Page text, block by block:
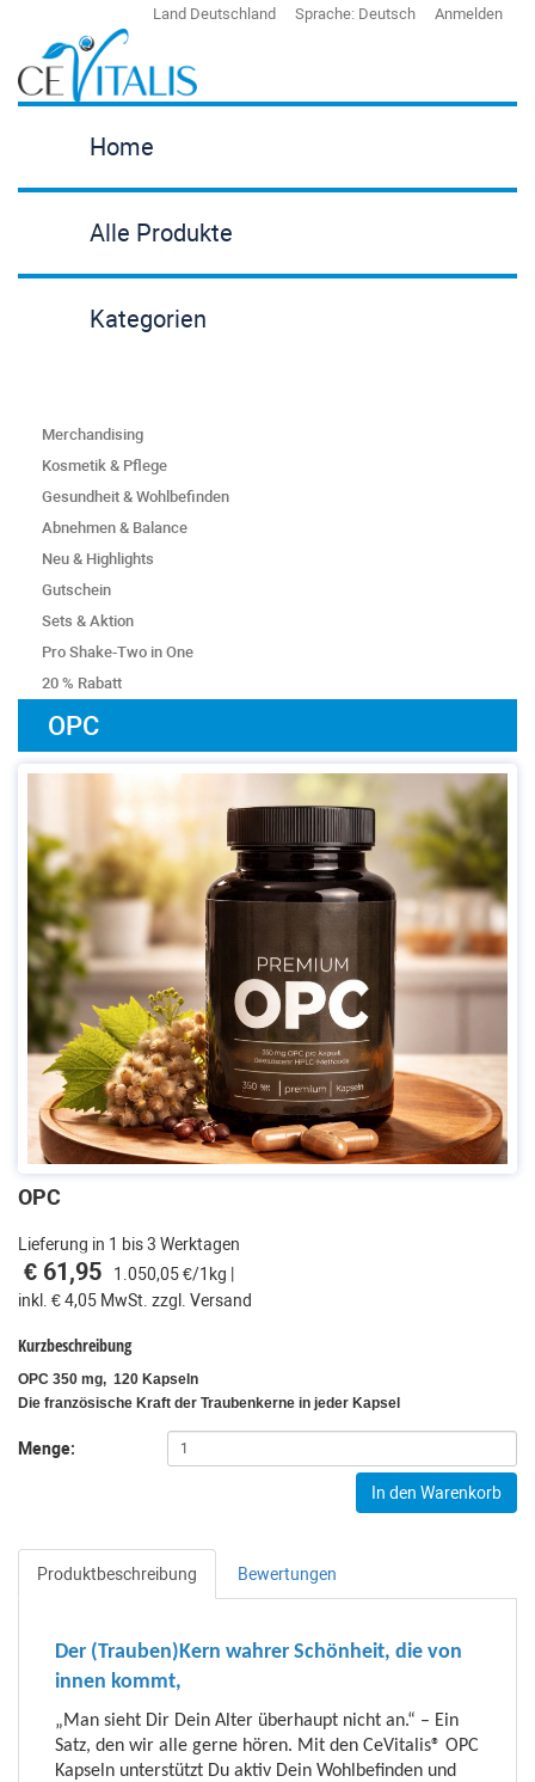
Land Deutschland Sprache: Deutsch Anmelden
Home
Alle Produkte
Kategorien
Merchandising
Kosmetik & Pflege
Gesundheit & Wohlbefinden
Abnehmen & Balance
Neu & Highlights
Gutschein
Sets & Aktion
Pro Shake-Two in One
20 % Rabatt
OPC
OPC
Lieferung in 1 bis 3 Werktagen
€ 61,95
1.050,05 €/1kg |
inkl. € 4,05 MwSt. zzgl. Versand
Kurzbeschreibung
OPC 350 mg, 120 Kapseln
Die französische Kraft der Traubenkerne in jeder Kapsel
Menge:
In den Warenkorb
Produktbeschreibung Bewertungen
Der (Trauben)Kern wahrer Schönheit, die von
innen kommt,
„Man sieht Dir Dein Alter überhaupt nicht an.“ – Ein
Satz, den wir alle gerne hören. Mit den CeVitalis® OPC
Kapseln unterstützt Du aktiv Dein Wohlbefinden und